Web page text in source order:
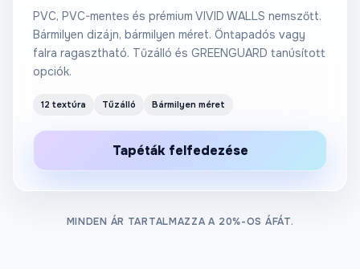
PVC, PVC-mentes és prémium VIVID WALLS nemszőtt.
Bármilyen dizájn, bármilyen méret. Öntapadós vagy
falra ragasztható. Tűzálló és GREENGUARD tanúsított
opciók.
12 textúra Tűzálló Bármilyen méret
Tapéták felfedezése
MINDEN ÁR TARTALMAZZA A 20%-OS ÁFÁT.